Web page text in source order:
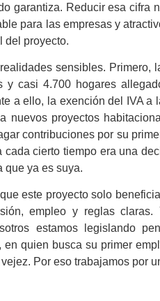
garantiza. Reducir esa cifra
para las empresas y
del proyecto.
sensibles. Primero,
casi 4.700 hogares
a ello, la exención del IVA a
proyectos
contribuciones por su
cierto tiempo era una
que ya es suya.
este proyecto solo
empleo y reglas claras.
estamos legislando
quien busca su primer
Por eso trabajamos por